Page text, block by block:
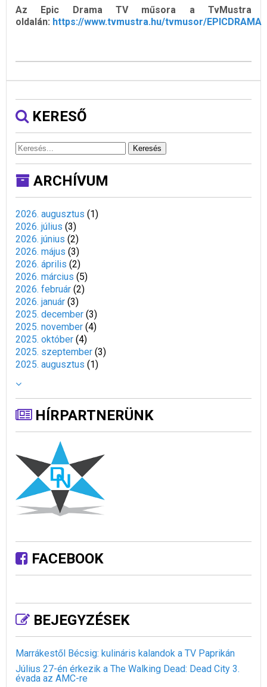
Az Epic Drama TV műsora a TvMustra
oldalán: https://www.tvmustra.hu/tvmusor/EPICDRAMA
KERESŐ
Keresés
ARCHÍVUM
2026. augusztus (1)
2026. július (3)
2026. június (2)
2026. május (3)
2026. április (2)
2026. március (5)
2026. február (2)
2026. január (3)
2025. december (3)
2025. november (4)
2025. október (4)
2025. szeptember (3)
2025. augusztus (1)
HÍRPARTNERÜNK
FACEBOOK
BEJEGYZÉSEK
Marrákestől Bécsig: kulináris kalandok a TV Paprikán
Július 27-én érkezik a The Walking Dead: Dead City 3.
évada az AMC-re